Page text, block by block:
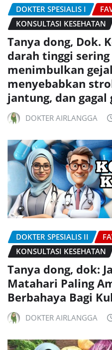
DOKTER SPESIALIS I
KONSULTASI KESEHATAN
Tanya dong, Dok.
darah tinggi
menimbulkan
menyebabkan
jantung, dan gagal
DOKTER AIRLANGGA
DOKTER SPESIALIS II
KONSULTASI KESEHATAN
Tanya dong, dok:
Matahari Paling
Berbahaya Bagi
DOKTER AIRLANGGA